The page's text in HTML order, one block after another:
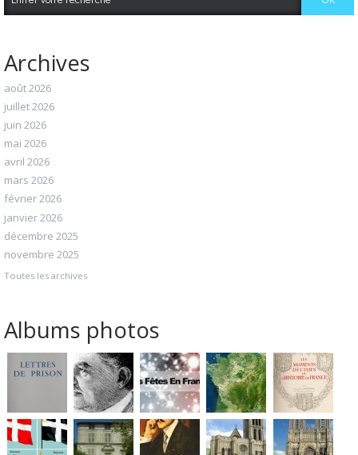
Archives
août 2026
juillet 2026
juin 2026
mai 2026
avril 2026
mars 2026
février 2026
janvier 2026
décembre 2025
novembre 2025
Toutes les archives
Albums photos